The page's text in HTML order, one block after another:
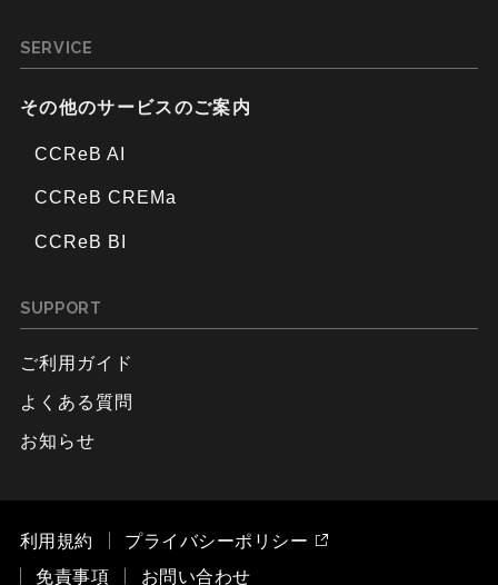
SERVICE
その他のサービスのご案内
CCReB AI
CCReB CREMa
CCReB BI
SUPPORT
ご利用ガイド
よくある質問
お知らせ
利用規約
プライバシーポリシー
免責事項
お問い合わせ